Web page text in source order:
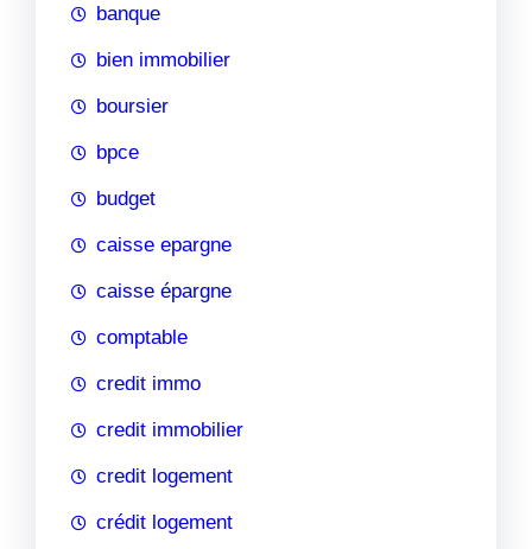
banque
bien immobilier
boursier
bpce
budget
caisse epargne
caisse épargne
comptable
credit immo
credit immobilier
credit logement
crédit logement